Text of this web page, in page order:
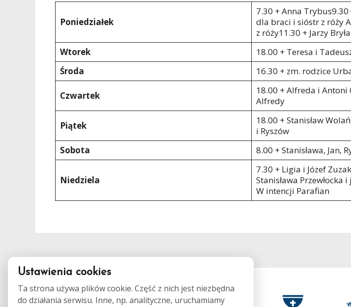
Poniedziałek
7.30 + Anna Trybus9.30
dla braci i sióstr z róży
z róży11.30 + Jarzy Bryła
Wtorek
18.00 + Teresa i
Środa
16.30 + zm. rodzice
Czwartek
18.00 + Alfreda i Antoni
Alfredy
Piątek
18.00 + Stanisław
i Ryszów
Sobota
8.00 + Stanisława, Jan,
Niedziela
7.30 + Ligia i Józef
Stanisława Przewłocka
W intencji Parafian
Ustawienia cookies
Ta strona używa plików cookie. Część z nich jest niezbędna
do działania serwisu. Inne, np. analityczne, uruchamiamy